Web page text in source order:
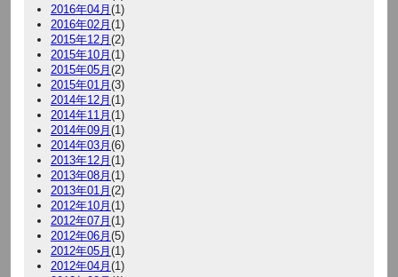
2016年04月(1)
2016年02月(1)
2015年12月(2)
2015年10月(1)
2015年05月(2)
2015年01月(3)
2014年12月(1)
2014年11月(1)
2014年09月(1)
2014年03月(6)
2013年12月(1)
2013年08月(1)
2013年01月(2)
2012年10月(1)
2012年07月(1)
2012年06月(5)
2012年05月(1)
2012年04月(1)